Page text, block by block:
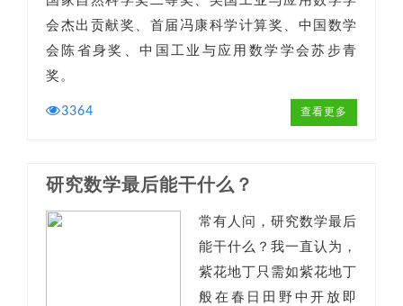
会杰出贡献奖、首届冯康科学计算奖、中国数学
会陈省身奖、中国工业与应用数学学会苏步青
奖。
3364 查看更多
研究数学最后能干什么？
常有人问，研究数学最后
能干什么？我一直认为，
紫花地丁只需如紫花地丁
般在春日田野中开放即